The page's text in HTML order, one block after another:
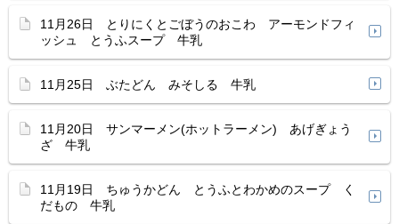
11月26日 とりにくとごぼうのおこわ アーモンドフィ
ッシュ とうふスープ 牛乳
11月25日 ぶたどん みそしる 牛乳
11月20日 サンマーメン(ホットラーメン) あげぎょう
ざ 牛乳
11月19日 ちゅうかどん とうふとわかめのスープ く
だもの 牛乳